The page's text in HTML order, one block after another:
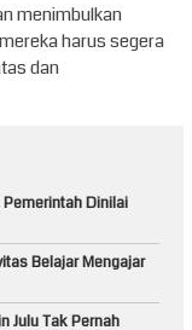
menimbulkan
harus segera
dan
Pemerintah Dinilai
Belajar Mengajar
Julu Tak Pernah